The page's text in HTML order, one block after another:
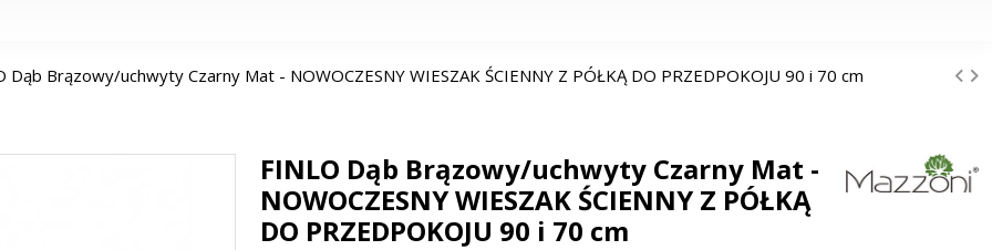
Dąb Brązowy/uchwyty Czarny Mat - NOWOCZESNY WIESZAK ŚCIENNY Z PÓŁKĄ DO PRZEDPOKOJU 90 i 70 cm
FINLO Dąb Brązowy/uchwyty Czarny Mat -
NOWOCZESNY WIESZAK ŚCIENNY Z PÓŁKĄ
DO PRZEDPOKOJU 90 i 70 cm